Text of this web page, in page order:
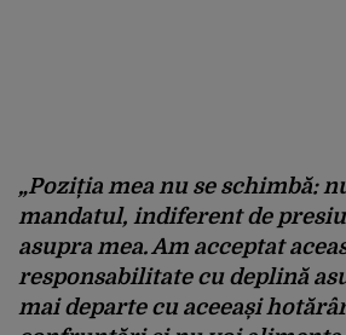
„Poziția mea nu se schimbă:
mandatul, indiferent de
asupra mea. Am acceptat
responsabilitate cu deplină
mai departe cu aceeași